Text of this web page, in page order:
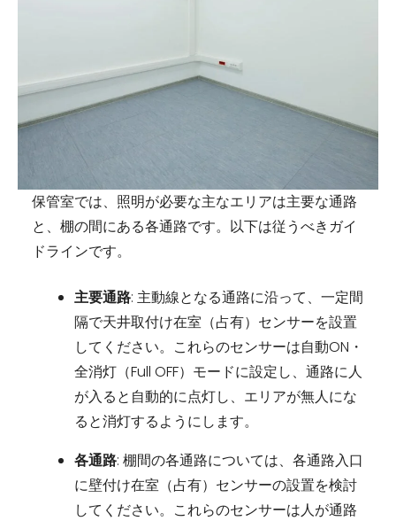
保管室では、照明が必要な主なエリアは主要な通路
と、棚の間にある各通路です。以下は従うべきガイ
ドラインです。
主要通路: 主動線となる通路に沿って、一定間
隔で天井取付け在室（占有）センサーを設置
してください。これらのセンサーは自動ON・
全消灯（Full OFF）モードに設定し、通路に人
が入ると自動的に点灯し、エリアが無人にな
ると消灯するようにします。
各通路: 棚間の各通路については、各通路入口
に壁付け在室（占有）センサーの設置を検討
してください。これらのセンサーは人が通路